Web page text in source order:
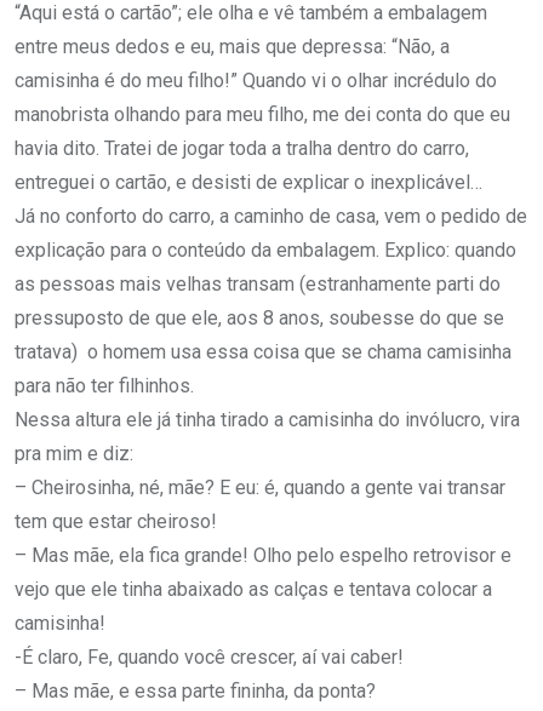
“Aqui está o cartão”; ele olha e vê também a embalagem
entre meus dedos e eu, mais que depressa: “Não, a
camisinha é do meu filho!” Quando vi o olhar incrédulo do
manobrista olhando para meu filho, me dei conta do que eu
havia dito. Tratei de jogar toda a tralha dentro do carro,
entreguei o cartão, e desisti de explicar o inexplicável…
Já no conforto do carro, a caminho de casa, vem o pedido de
explicação para o conteúdo da embalagem. Explico: quando
as pessoas mais velhas transam (estranhamente parti do
pressuposto de que ele, aos 8 anos, soubesse do que se
tratava) o homem usa essa coisa que se chama camisinha
para não ter filhinhos.
Nessa altura ele já tinha tirado a camisinha do invólucro, vira
pra mim e diz:
– Cheirosinha, né, mãe? E eu: é, quando a gente vai transar
tem que estar cheiroso!
– Mas mãe, ela fica grande! Olho pelo espelho retrovisor e
vejo que ele tinha abaixado as calças e tentava colocar a
camisinha!
-É claro, Fe, quando você crescer, aí vai caber!
– Mas mãe, e essa parte fininha, da ponta?